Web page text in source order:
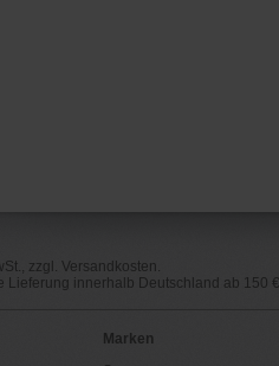
zzgl. Versandkosten.
Lieferung innerhalb Deutschland ab 150
Marken